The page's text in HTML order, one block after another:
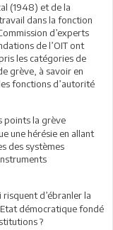
(1948) et de la
dans la fonction
d’experts
de l’OIT ont
les catégories de
grève, à savoir en
fonctions d’autorité
points la grève
une hérésie en allant
des systèmes
d’ébranler la
démocratique fondé
?